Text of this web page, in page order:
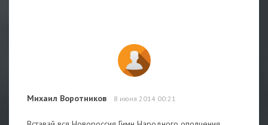
Михаил Воротников 8 июня 2014 00:21